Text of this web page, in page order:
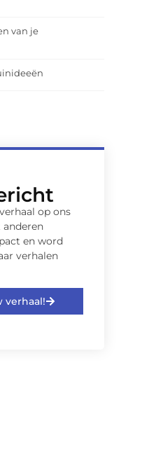
van je
op ons
en word
verhalen
verhaal!